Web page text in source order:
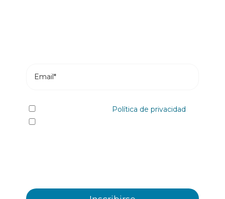
Política de privacidad